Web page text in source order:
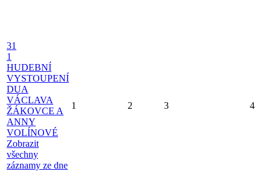
31
1
HUDEBNÍ
VYSTOUPENÍ
DUA
VÁCLAVA
ŽÁKOVCE A
ANNY
VOLÍNOVÉ
Zobrazit
všechny
záznamy ze dne
1 2 3 4